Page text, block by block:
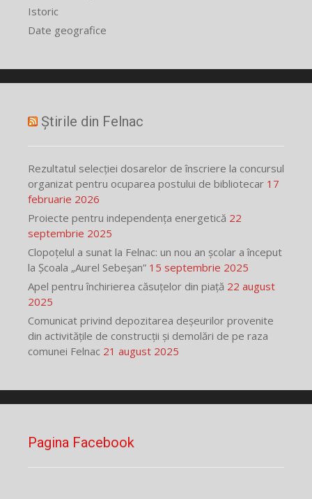
Istoric
Date geografice
Știrile din Felnac
Rezultatul selecției dosarelor de înscriere la concursul
organizat pentru ocuparea postului de bibliotecar 17
februarie 2026
Proiecte pentru independența energetică 22
septembrie 2025
Clopoțelul a sunat la Felnac: un nou an școlar a început
la Școala „Aurel Sebeșan” 15 septembrie 2025
Apel pentru închirierea căsuțelor din piață 22 august
2025
Comunicat privind depozitarea deșeurilor provenite
din activitățile de construcții și demolări de pe raza
comunei Felnac 21 august 2025
Pagina Facebook